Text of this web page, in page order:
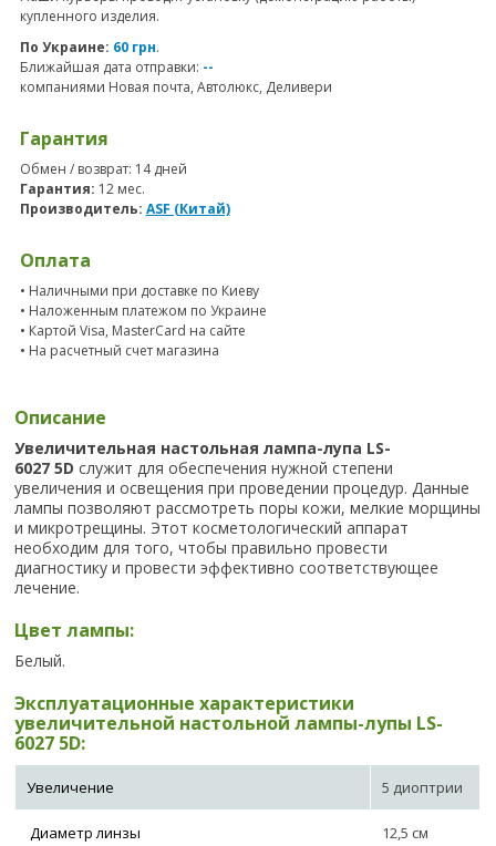
купленного изделия.
По Украине: 60 грн.
Ближайшая дата отправки: --
компаниями Новая почта, Автолюкс, Деливери
Гарантия
Обмен / возврат: 14 дней
Гарантия: 12 мес.
Производитель: ASF (Китай)
Оплата
• Наличными при доставке по Киеву
• Наложенным платежом по Украине
• Картой Visa, MasterCard на сайте
• На расчетный счет магазина
Описание
Увеличительная настольная лампа-лупа LS-
6027 5D служит для обеспечения нужной степени
увеличения и освещения при проведении процедур. Данные
лампы позволяют рассмотреть поры кожи, мелкие морщины
и микротрещины. Этот косметологический аппарат
необходим для того, чтобы правильно провести
диагностику и провести эффективно соответствующее
лечение.
Цвет лампы:
Белый.
Эксплуатационные характеристики
увеличительной настольной лампы-лупы LS-
6027 5D:
Увеличение 5 диоптрии
Диаметр линзы 12,5 см